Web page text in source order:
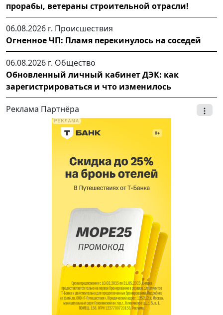
прорабы, ветераны строительной отрасли!
06.08.2026 г. Происшествия
Огненное ЧП: Пламя перекинулось на соседей
06.08.2026 г. Общество
Обновленный личный кабинет ДЭК: как
зарегистрироваться и что изменилось
Реклама Партнёра